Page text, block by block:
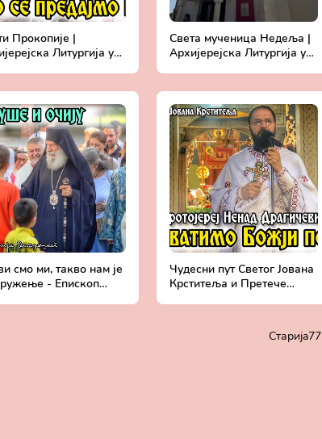
Прокопије |
Литургија у
Света мученица Недеља |
Архијерејска Литургија у
смо ми, такво нам је
- Епископ
Чудесни пут Светог Јована
Крститеља и Претече
Старијa77